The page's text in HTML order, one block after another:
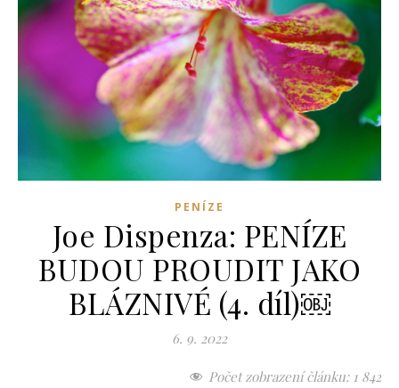
PENÍZE
Joe Dispenza: PENÍZE
BUDOU PROUDIT JAKO
BLÁZNIVÉ (4. díl)￼
6. 9. 2022
Počet zobrazení článku: 1 842